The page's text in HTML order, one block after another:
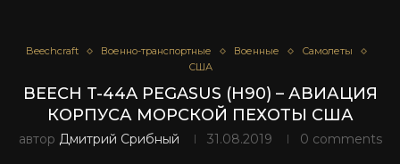
Beechcraft Военно-транспортные Военные
Самолеты
США
BEECH T-44A PEGASUS (H90) – АВИАЦИЯ
КОРПУСА МОРСКОЙ ПЕХОТЫ США
автор Дмитрий Срибный 31.08.2019 0 comments